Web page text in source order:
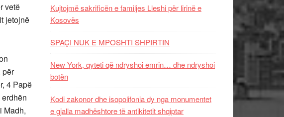
vetë
jetojnë
për
4 Papë
Madh,
Kujtojmë sakrificën e familjes Lleshi për lirinë e
Kosovës
SPAÇI NUK E MPOSHTI SHPIRTIN
New York, qyteti që ndryshoi emrin… dhe ndryshoi
botën
Kodi zakonor dhe isopolifonia dy nga monumentet
e gjalla madhështore të antikitetit shqiptar